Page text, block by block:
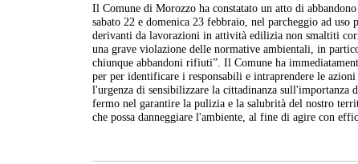
Il Comune di Morozzo ha constatato un atto di
sabato 22 e domenica 23 febbraio, nel parcheggio ad
derivanti da lavorazioni in attività edilizia non smaltiti
una grave violazione delle normative ambientali, in
chiunque abbandoni rifiuti”. Il Comune ha
per per identificare i responsabili e intraprendere le
l'urgenza di sensibilizzare la cittadinanza
fermo nel garantire la pulizia e la salubrità del nostro
che possa danneggiare l'ambiente, al fine di agire con